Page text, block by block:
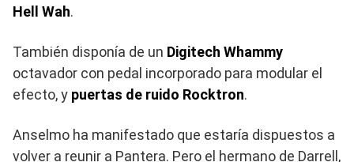
Hell Wah.
También disponía de un Digitech Whammy
octavador con pedal incorporado para modular el
efecto, y puertas de ruido Rocktron.
Anselmo ha manifestado que estaría dispuestos a
volver a reunir a Pantera. Pero el hermano de Darrell,